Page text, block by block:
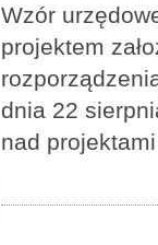
Wzór
projektem
dnia 22
nad